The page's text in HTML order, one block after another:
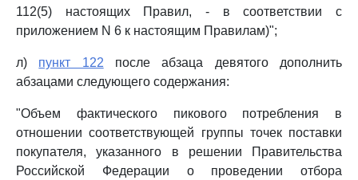
112(5) настоящих Правил, - в соответствии с
приложением N 6 к настоящим Правилам)";
л) пункт 122 после абзаца девятого дополнить
абзацами следующего содержания:
"Объем фактического пикового потребления в
отношении соответствующей группы точек поставки
покупателя, указанного в решении Правительства
Российской Федерации о проведении отбора